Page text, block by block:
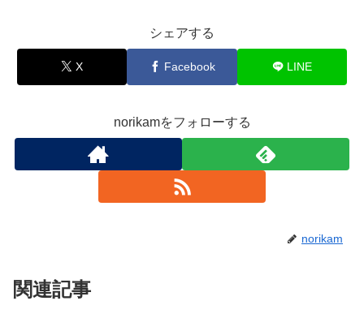
シェアする
X Facebook LINE
norikamをフォローする
norikam
関連記事